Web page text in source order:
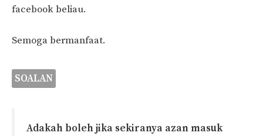
facebook beliau.
Semoga bermanfaat.
SOALAN
Adakah boleh jika sekiranya azan masuk